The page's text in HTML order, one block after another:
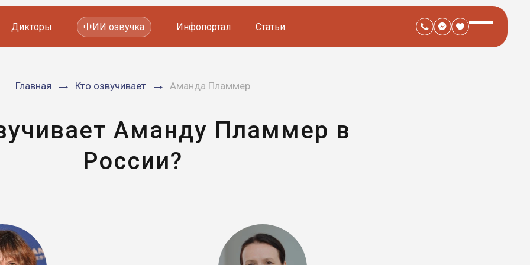
Мультфильмов
Дикторы ИИ озвучка Инфопортал Статьи
Главная Кто озвучивает Аманда Пламмер
Аманду Пламмер в
России?